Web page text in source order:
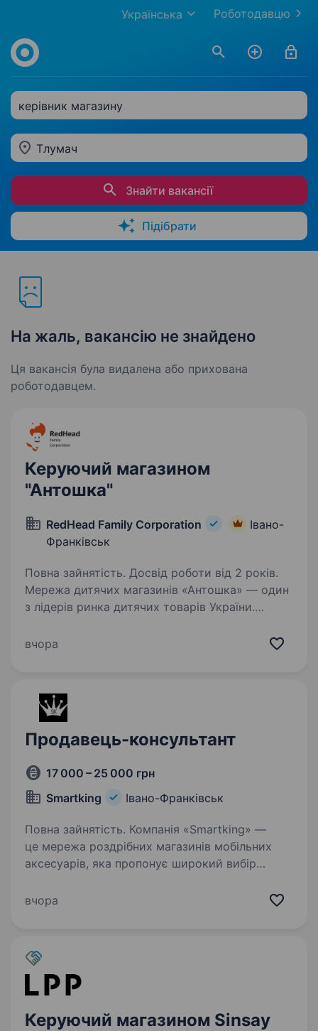
Роботодавцю
Українська
керівник магазину
Тлумач
Знайти вакансії
Підібрати
На жаль, вакансію не знайдено
Ця вакансія була видалена або прихована
роботодавцем.
Керуючий магазином
"Антошка"
RedHead Family Corporation
Івано-
Франківськ
Повна зайнятість. Досвід роботи від 2 років.
Мережа дитячих магазинів «Антошка» — один
з лідерів ринка дитячих товарів України.
кращі товари, послуги та емоції. «Антошка» —
вчора
Продавець-консультант
17 000 – 25 000 грн
Smartking
Івано-Франківськ
Повна зайнятість. Компанія «Smartking» —
це мережа роздрібних магазинів мобільних
аксесуарів, яка пропонує широкий вибір
Ми постійно розвиваємося і шукаємо
вчора
Керуючий магазином Sinsay